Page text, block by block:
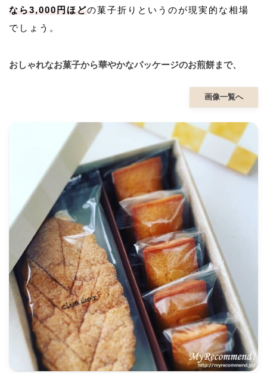
なら3,000円ほどの菓子折りというのが現実的な相場
でしょう。
おしゃれなお菓子から華やかなパッケージのお煎餅まで、
画像一覧へ